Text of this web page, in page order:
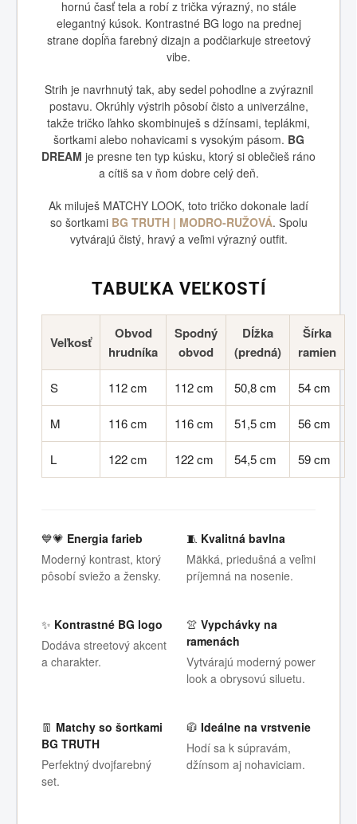
hornú časť tela a robí z trička výrazný, no stále
elegantný kúsok. Kontrastné BG logo na prednej
strane dopĺňa farebný dizajn a podčiarkuje streetový
vibe.
Strih je navrhnutý tak, aby sedel pohodlne a zvýraznil
postavu. Okrúhly výstrih pôsobí čisto a univerzálne,
takže tričko ľahko skombinuješ s džínsami, teplákmi,
šortkami alebo nohavicami s vysokým pásom. BG
DREAM je presne ten typ kúsku, ktorý si oblečieš ráno
a cítiš sa v ňom dobre celý deň.
Ak miluješ MATCHY LOOK, toto tričko dokonale ladí
so šortkami BG TRUTH | MODRO‑RUŽOVÁ. Spolu
vytvárajú čistý, hravý a veľmi výrazný outfit.
TABUĽKA VEĽKOSTÍ
Veľkosť
Obvod
hrudníka
Spodný
obvod
Dĺžka
(predná)
Šírka
ramien
S 112 cm 112 cm 50,8 cm 54 cm
M 116 cm 116 cm 51,5 cm 56 cm
L 122 cm 122 cm 54,5 cm 59 cm
💙💗 Energia farieb
Moderný kontrast, ktorý
pôsobí sviežo a žensky.
🧵 Kvalitná bavlna
Mäkká, priedušná a veľmi
príjemná na nosenie.
✨ Kontrastné BG logo
Dodáva streetový akcent
a charakter.
👚 Vypchávky na
ramenách
Vytvárajú moderný power
look a obrysovú siluetu.
👖 Matchy so šortkami
BG TRUTH
Perfektný dvojfarebný
set.
🧥 Ideálne na vrstvenie
Hodí sa k súpravám,
džínsom aj nohaviciam.